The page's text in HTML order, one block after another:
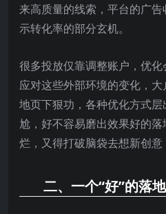
来高质量的线索，平台的广
示转化率的部分玄机。
很多投放仅靠调整账户，优
应对这些外部环境的变化，
地页下狠功，各种优化方式
尬，好不容易磨出效果好的
烂，又得打破脑袋去想新创意
二、一个“好”的落